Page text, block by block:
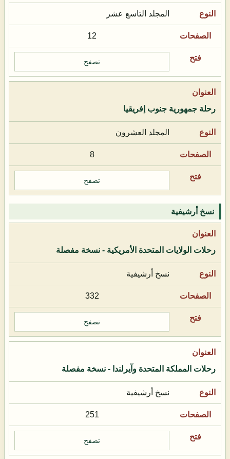
المجلد التاسع عشر
12
تصفح
رحلة جمهورية جنوب إفريقيا
المجلد العشرون
8
تصفح
نسخ أرشيفية
رحلات الولايات المتحدة الأمريكية - نسخة مفصلة
نسخ أرشيفية
332
تصفح
رحلات المملكة المتحدة وآيرلندا - نسخة مفصلة
نسخ أرشيفية
251
تصفح